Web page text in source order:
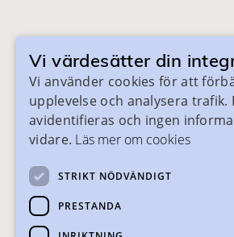
På skanegy.se hittar du som
om ditt gymnasieval. Här
ansökan och antagning går
Skånes Kommuner.
Vi värdesätter din
Vi använder cookies för att
upplevelse och analysera trafik.
avidentifieras och ingen
vidare. Läs mer om cookies
STRIKT NÖDVÄNDIGT
PRESTANDA